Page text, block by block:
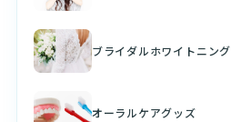
ブライダルホワイトニング
オーラルケアグッズ